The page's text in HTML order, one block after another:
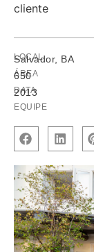
cliente
LOCAL
Salvador, BA
ÁREA
650
DATA
2013
EQUIPE